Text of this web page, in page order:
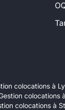
colocations à
colocations
colocations à